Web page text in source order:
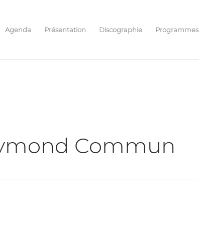
Agenda Présentation Discographie Programmes
Commun